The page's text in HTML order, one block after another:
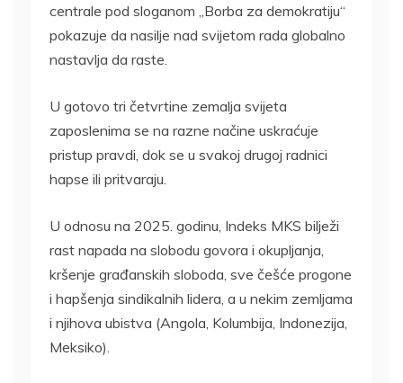
centrale pod sloganom „Borba za demokratiju“
pokazuje da nasilje nad svijetom rada globalno
nastavlja da raste.
U gotovo tri četvrtine zemalja svijeta
zaposlenima se na razne načine uskraćuje
pristup pravdi, dok se u svakoj drugoj radnici
hapse ili pritvaraju.
U odnosu na 2025. godinu, Indeks MKS bilježi
rast napada na slobodu govora i okupljanja,
kršenje građanskih sloboda, sve češće progone
i hapšenja sindikalnih lidera, a u nekim zemljama
i njihova ubistva (Angola, Kolumbija, Indonezija,
Meksiko).